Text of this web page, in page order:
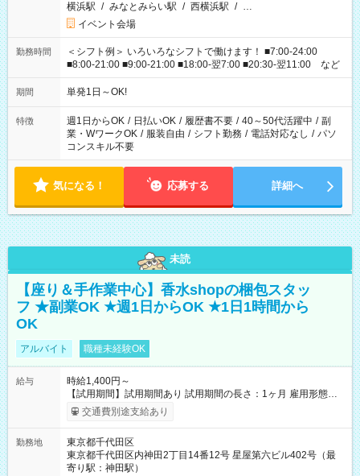
横浜駅 / みなとみらい駅 / 西横浜駅 / …
イベント会場
勤務時間
＜シフト例＞ いろいろなシフトで働けます！ ■7:00-24:00
■8:00-21:00 ■9:00-21:00 ■18:00-翌7:00 ■20:30-翌11:00 など
期間 単発1日～OK!
特徴 週1日からOK / 日払いOK / 履歴書不要 / 40～50代活躍中 / 副
業・WワークOK / 服装自由 / シフト勤務 / 電話対応なし / パソ
コンスキル不要
気になる！ 応募する 詳細へ
未読
【座り＆手作業中心】香水shopの梱包スタッ
フ ★副業OK ★週1日からOK ★1日1時間から
OK
アルバイト 職種未経験OK
給与
時給1,400円～
【試用期間】試用期間あり 試用期間の長さ：1ヶ月 雇用形態、
給与は本採用時と同じです。
交通費別途支給あり
勤務地
東京都千代田区
東京都千代田区内神田2丁目14番12号 星屋第六ビル402号（最
寄り駅：神田駅）